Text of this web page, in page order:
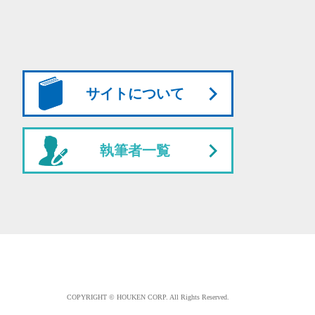
サイトについて
執筆者一覧
COPYRIGHT © HOUKEN CORP. All Rights Reserved.